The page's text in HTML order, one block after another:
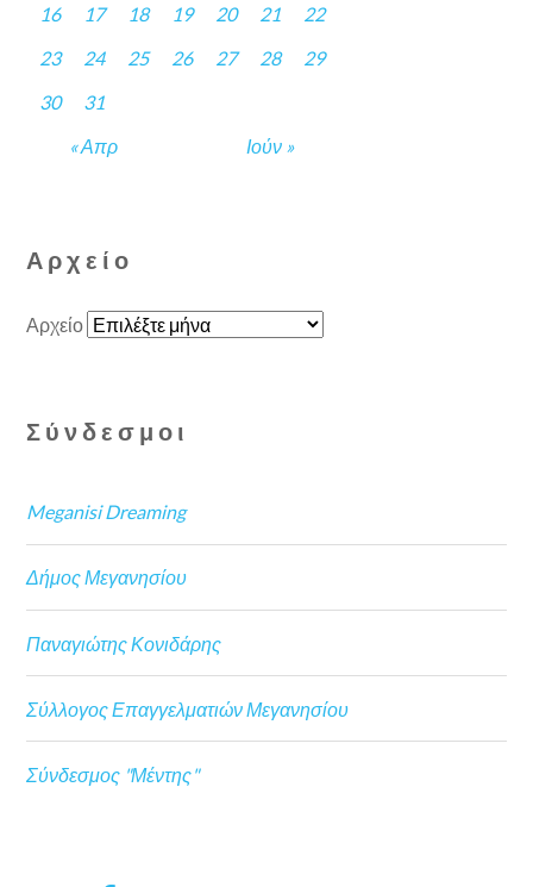
« Απρ Ιούν »
16
17 18 19 20 21
22
23
24 25 26 27 28
29
30
31
Αρχείο
Αρχείο
Σύνδεσμοι
Meganisi Dreaming
Δήμος Μεγανησίου
Παναγιώτης Κονιδάρης
Σύλλογος Επαγγελματιών Μεγανησίου
Σύνδεσμος "Μέντης"